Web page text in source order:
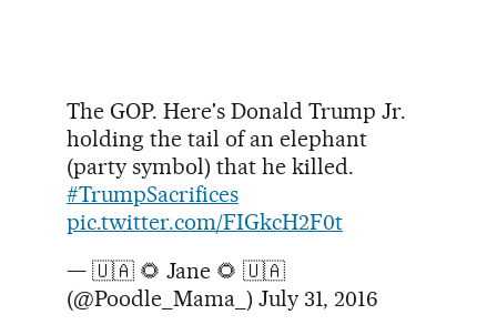
The GOP. Here's Donald Trump Jr.
holding the tail of an elephant
(party symbol) that he killed.
#TrumpSacrifices
pic.twitter.com/FIGkcH2F0t
— 🇺🇦 🌻 Jane 🌻 🇺🇦
(@Poodle_Mama_) July 31, 2016